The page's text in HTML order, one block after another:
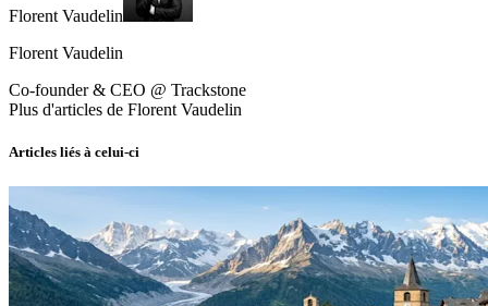
Florent Vaudelin
Florent Vaudelin
Co-founder & CEO @ Trackstone
Plus d'articles de Florent Vaudelin
Articles liés à celui-ci